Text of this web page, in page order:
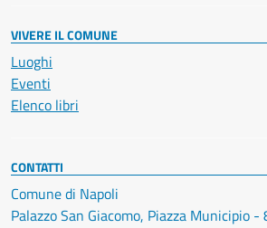
VIVERE IL COMUNE
Luoghi
Eventi
Elenco libri
CONTATTI
Comune di Napoli
Palazzo San Giacomo, Piazza Municipio -